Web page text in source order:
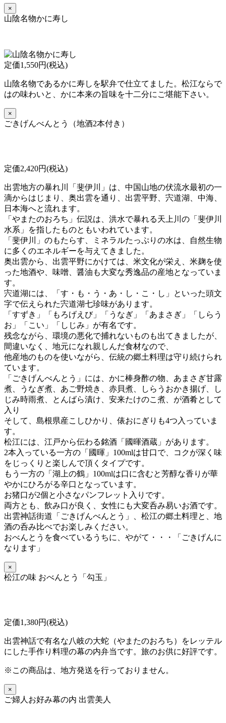
×
山陰名物かに寿し
定価1,550円(税込)
山陰名物であるかに寿しを駅弁で仕立てました。松江ならで
はの味わいと、かに本来の旨味を十二分にご堪能下さい。
×
ごきげんべんとう（地酒2本付き）
定価2,420円(税込)
出雲地方の暴れ川「斐伊川」は、中国山地の伏流水最初の一
滴からはじまり、奥出雲を通り、出雲平野、宍道湖、中海、
日本海へと流れます。
「やまたのおろち」伝説は、洪水で暴れる天上川の「斐伊川
水系」を指したものともいわれています。
「斐伊川」のもたらす、ミネラルたっぷりの水は、自然生物
に多くのエネルギーを与えてきました。
奥出雲から、出雲平野にかけては、米文化が栄え、米麹を使
った地酒や、味噌、醤油も大変な秀逸品の産地となっていま
す。
宍道湖には、「す・も・う・あ・し・こ・し」といった頭文
字で伝えられた宍道湖七珍味があります。
「すずき」「もろげえび」「うなぎ」「あまさぎ」「しらう
お」「こい」「しじみ」が有名です。
残念ながら、環境の悪化で捕れないものも出てきましたが、
間違いなく、地元になれ親しんだ食材なので、
他産地のものを使いながら、伝統の郷土料理は守り続けられ
ています。
「ごきげんべんとう」には、かに棒身酢の物、あまさぎ甘露
煮、うなぎ煮、あご野焼き、赤貝煮、しらうおかき揚げ、し
じみ時雨煮、とんばら漬け、安来たけのこ煮、が酒肴として
入り
そして、島根県産こしひかり、俵おにぎりも4つ入っていま
す。
松江には、江戸から伝わる銘酒「國暉酒蔵」があります。
2本入っている一方の「國暉」100mlは甘口で、コクが深く味
をじっくりと楽しんで頂くタイプです。
もう一方の「湖上の鶴」100mlは口に含むと芳醇な香りが華
やかにひろがる辛口となっています。
お猪口が2個と小さなパンフレット入りです。
両方とも、飲み口が良く、女性にも大変呑み易いお酒です。
出雲神話街道「ごきげんべんとう」、松江の郷土料理と、地
酒の呑み比べでお楽しみください。
おべんとうを食べているうちに、 やがて・・・「ごきげんに
なります」
×
松江の味 おべんとう「勾玉」
定価1,380円(税込)
出雲神話で有名な八岐の大蛇（やまたのおろち）をレッテル
にした手作り料理の幕の内弁当です。旅のお供に好評です。
※この商品は、地方発送を行っておりません。
×
ご婦人お好み幕の内 出雲美人